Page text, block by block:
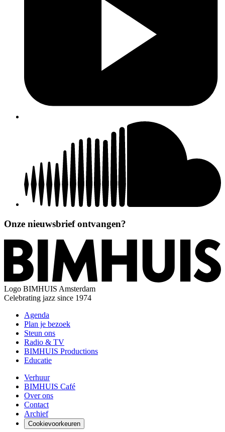
Onze nieuwsbrief ontvangen?
Logo BIMHUIS Amsterdam
Celebrating jazz since 1974
Agenda
Plan je bezoek
Steun ons
Radio & TV
BIMHUIS Productions
Educatie
Verhuur
BIMHUIS Café
Over ons
Contact
Archief
Cookievoorkeuren